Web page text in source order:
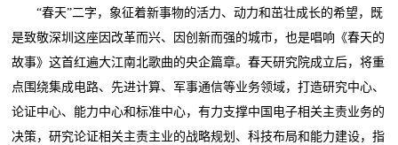
“春天”二字，象征着新事物的活力、动力和茁壮成长的希望，既
是致敬深圳这座因改革而兴、因创新而强的城市，也是唱响《春天的
故事》这首红遍大江南北歌曲的央企篇章。春天研究院成立后，将重
点围绕集成电路、先进计算、军事通信等业务领域，打造研究中心、
论证中心、能力中心和标准中心，有力支撑中国电子相关主责业务的
决策，研究论证相关主责主业的战略规划、科技布局和能力建设，指